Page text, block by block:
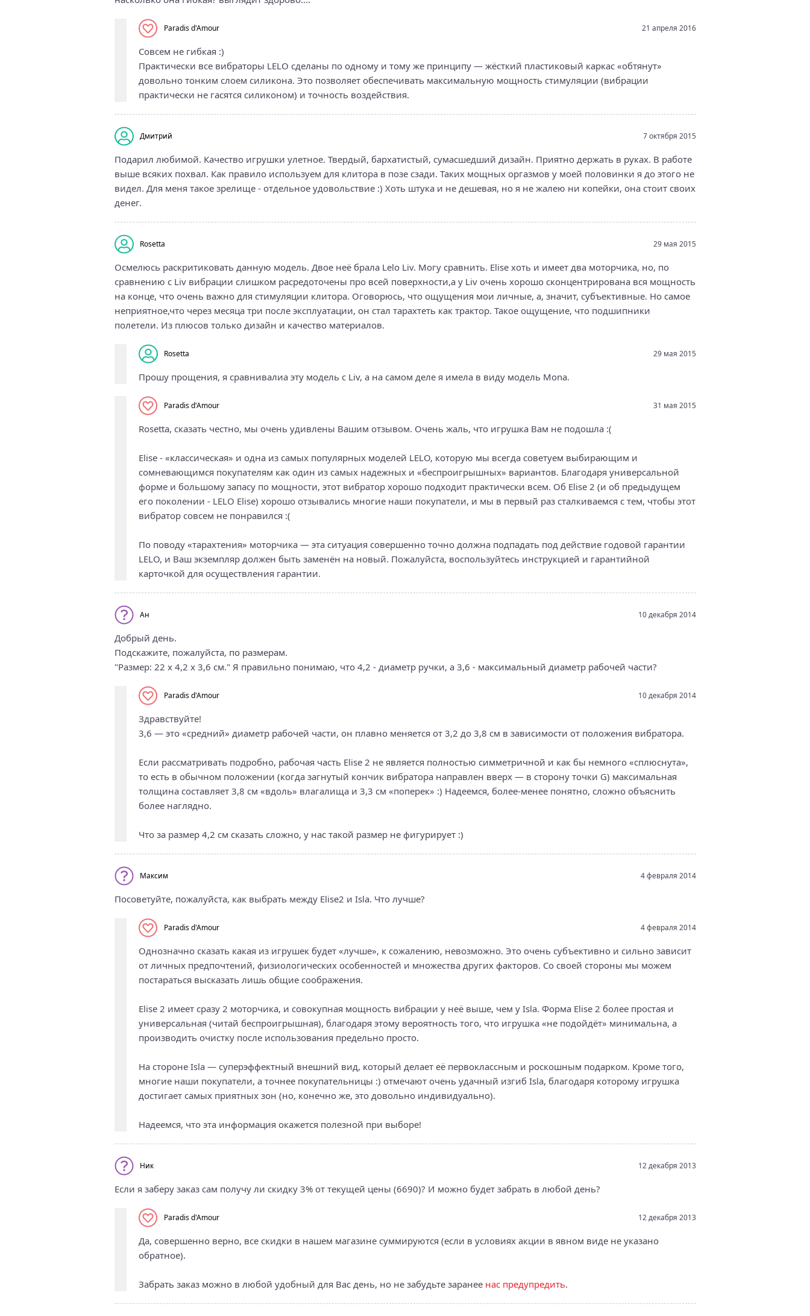
Paradis d'Amour 21 апреля 2016
Совсем не гибкая :)
Практически все вибраторы LELO сделаны по одному и тому же принципу — жёсткий пластиковый каркас «обтянут»
довольно тонким слоем силикона. Это позволяет обеспечивать максимальную мощность стимуляции (вибрации
практически не гасятся силиконом) и точность воздействия.
Дмитрий 7 октября 2015
Подарил любимой. Качество игрушки улетное. Твердый, бархатистый, сумасшедший дизайн. Приятно держать в руках. В работе
выше всяких похвал. Как правило используем для клитора в позе сзади. Таких мощных оргазмов у моей половинки я до этого не
видел. Для меня такое зрелище - отдельное удовольствие :) Хоть штука и не дешевая, но я не жалею ни копейки, она стоит своих
денег.
Rosetta 29 мая 2015
Осмелюсь раскритиковать данную модель. Двое неё брала Lelo Liv. Могу сравнить. Elise хоть и имеет два моторчика, но, по
сравнению с Liv вибрации слишком расредоточены про всей поверхности,а у Liv очень хорошо сконцентрирована вся мощность
на конце, что очень важно для стимуляции клитора. Оговорюсь, что ощущения мои личные, а, значит, субъективные. Но самое
неприятное,что через месяца три после эксплуатации, он стал тарахтеть как трактор. Такое ощущение, что подшипники
полетели. Из плюсов только дизайн и качество материалов.
Rosetta 29 мая 2015
Прошу прощения, я сравнивалиа эту модель с Liv, а на самом деле я имела в виду модель Mona.
Paradis d'Amour 31 мая 2015
Rosetta, сказать честно, мы очень удивлены Вашим отзывом. Очень жаль, что игрушка Вам не подошла :(
Elise - «классическая» и одна из самых популярных моделей LELO, которую мы всегда советуем выбирающим и
сомневающимся покупателям как один из самых надежных и «беспроигрышных» вариантов. Благодаря универсальной
форме и большому запасу по мощности, этот вибратор хорошо подходит практически всем. Об Elise 2 (и об предыдущем
его поколении - LELO Elise) хорошо отзывались многие наши покупатели, и мы в первый раз сталкиваемся с тем, чтобы этот
вибратор совсем не понравился :(
По поводу «тарахтения» моторчика — эта ситуация совершенно точно должна подпадать под действие годовой гарантии
LELO, и Ваш экземпляр должен быть заменён на новый. Пожалуйста, воспользуйтесь инструкцией и гарантийной
карточкой для осуществления гарантии.
Ан 10 декабря 2014
Добрый день.
Подскажите, пожалуйста, по размерам.
"Размер: 22 х 4,2 х 3,6 см." Я правильно понимаю, что 4,2 - диаметр ручки, а 3,6 - максимальный диаметр рабочей части?
Paradis d'Amour 10 декабря 2014
Здравствуйте!
3,6 — это «средний» диаметр рабочей части, он плавно меняется от 3,2 до 3,8 см в зависимости от положения вибратора.
Если рассматривать подробно, рабочая часть Elise 2 не является полностью симметричной и как бы немного «сплюснута»,
то есть в обычном положении (когда загнутый кончик вибратора направлен вверх — в сторону точки G) максимальная
толщина составляет 3,8 см «вдоль» влагалища и 3,3 см «поперек» :) Надеемся, более-менее понятно, сложно объяснить
более наглядно.
Что за размер 4,2 см сказать сложно, у нас такой размер не фигурирует :)
Максим 4 февраля 2014
Посоветуйте, пожалуйста, как выбрать между Elise2 и Isla. Что лучше?
Paradis d'Amour 4 февраля 2014
Однозначно сказать какая из игрушек будет «лучше», к сожалению, невозможно. Это очень субъективно и сильно зависит
от личных предпочтений, физиологических особенностей и множества других факторов. Со своей стороны мы можем
постараться высказать лишь общие соображения.
Elise 2 имеет сразу 2 моторчика, и совокупная мощность вибрации у неё выше, чем у Isla. Форма Elise 2 более простая и
универсальная (читай беспроигрышная), благодаря этому вероятность того, что игрушка «не подойдёт» минимальна, а
производить очистку после использования предельно просто.
На стороне Isla — суперэффектный внешний вид, который делает её первоклассным и роскошным подарком. Кроме того,
многие наши покупатели, а точнее покупательницы :) отмечают очень удачный изгиб Isla, благодаря которому игрушка
достигает самых приятных зон (но, конечно же, это довольно индивидуально).
Надеемся, что эта информация окажется полезной при выборе!
Ник 12 декабря 2013
Если я заберу заказ сам получу ли скидку 3% от текущей цены (6690)? И можно будет забрать в любой день?
Paradis d'Amour 12 декабря 2013
Да, совершенно верно, все скидки в нашем магазине суммируются (если в условиях акции в явном виде не указано
обратное).
Забрать заказ можно в любой удобный для Вас день, но не забудьте заранее нас предупредить.